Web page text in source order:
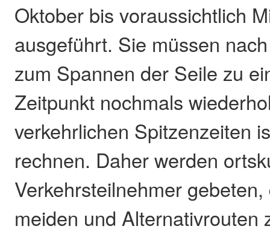
Oktober bis voraussichtlich
ausgeführt. Sie müssen
zum Spannen der Seile zu
Zeitpunkt nochmals
verkehrlichen Spitzenzeiten
rechnen. Daher werden
Verkehrsteilnehmer
meiden und Alternativrouten